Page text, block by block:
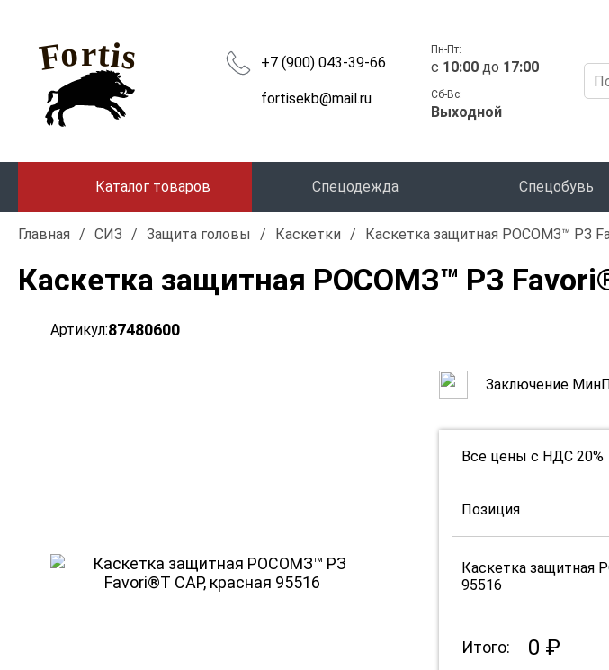
+7 (900) 043-39-66
fortisekb@mail.ru
Пн-Пт:
c 10:00 до 17:00
Сб-Вс:
Выходной
Каталог товаров Спецодежда Спецобувь
Главная / СИЗ / Защита головы / Каскетки / Каскетка защитная РОСОМЗ™ РЗ
Каскетка защитная РОСОМЗ™ РЗ
Артикул:87480600
Заключение
Все цены с НДС 20%
Позиция
Каскетка защитная
95516
Итого: 0 ₽